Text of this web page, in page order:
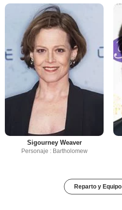
Sigourney Weaver
Personaje : Bartholomew
Reparto y